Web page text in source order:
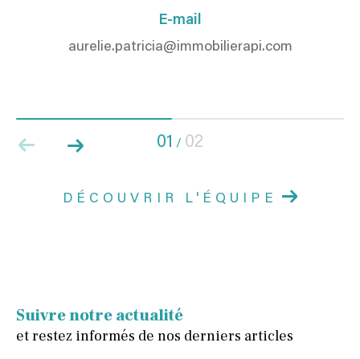
E-mail
aurelie.patricia@immobilierapi.com
01 / 02
DÉCOUVRIR L'ÉQUIPE
Suivre notre actualité
et restez informés de nos derniers articles